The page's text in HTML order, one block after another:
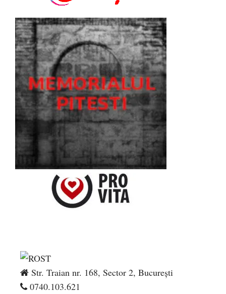
Str. Traian nr. 168, Sector 2, București
0740.103.621